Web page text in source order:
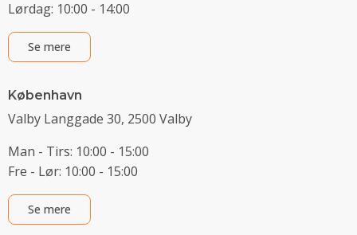
Lørdag: 10:00 - 14:00
Se mere
København
Valby Langgade 30, 2500 Valby
Man - Tirs: 10:00 - 15:00
Fre - Lør: 10:00 - 15:00
Se mere